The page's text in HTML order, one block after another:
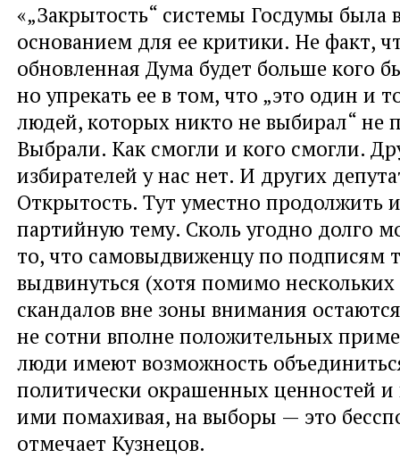
«„Закрытость“ системы Госдумы была
основанием для ее критики. Не факт,
обновленная Дума будет больше кого
но упрекать ее в том, что „это один и
людей, которых никто не выбирал“ не
Выбрали. Как смогли и кого смогли.
избирателей у нас нет. И других
Открытость. Тут уместно продолжить
партийную тему. Сколь угодно долго
то, что самовыдвиженцу по подписям
выдвинуться (хотя помимо
скандалов вне зоны внимания
не сотни вполне положительных
люди имеют возможность
политически окрашенных ценностей и
ими помахивая, на выборы — это
отмечает Кузнецов.